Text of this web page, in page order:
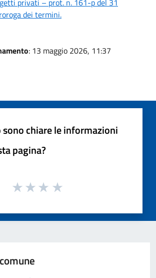
privati – prot. n. 161-p del 31
dei termini.
: 13 maggio 2026, 11:37
sono chiare le informazioni
pagina?